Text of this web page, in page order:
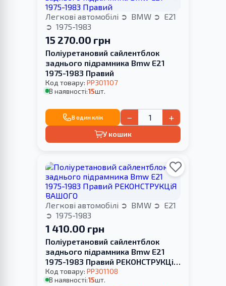
Легкові автомобілі BMW
E21
1975-1983
15 270.00 грн
Поліуретановий сайлентблок
заднього підрамника Bmw E21
1975-1983 Правий
Код товару: PP301107
В наявності:15шт.
В один клік − +
У кошик
Легкові автомобілі BMW
E21
1975-1983
1 410.00 грн
Поліуретановий сайлентблок
заднього підрамника Bmw E21
1975-1983 Правий РЕКОНСТРУКЦіЯ
ВАШОГО
Код товару: PP301108
В наявності:15шт.